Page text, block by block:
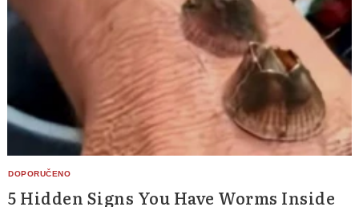
5 Hidden Signs You Have Worms Inside